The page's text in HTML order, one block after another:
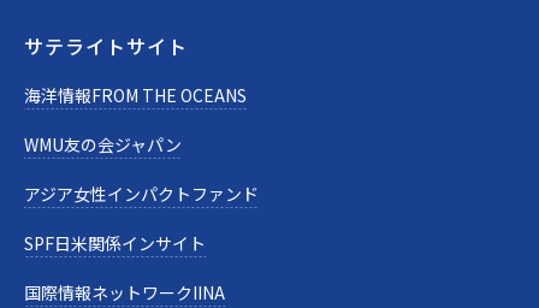
サテライトサイト
海洋情報FROM THE OCEANS
WMU友の会ジャパン
アジア女性インパクトファンド
SPF日米関係インサイト
国際情報ネットワークIINA